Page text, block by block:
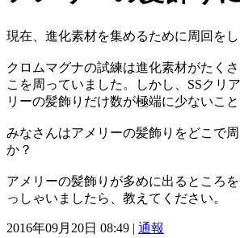
現在、進化素材を集めるために周回をし
クロムマグナの試練は進化素材がたく
こを周っていました。しかし、SSクリ
リーの髪飾りだけ数が極端に少ないこと
みなさんはアメリーの髪飾りをどこで
か？
アメリーの髪飾りが多めに出るところ
っしゃいましたら、教えてください。
2016年09月20日 08:49 | 通報